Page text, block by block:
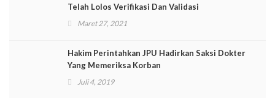
Telah Lolos Verifikasi Dan Validasi
Maret 27, 2021
Hakim Perintahkan JPU Hadirkan Saksi Dokter
Yang Memeriksa Korban
Juli 4, 2019